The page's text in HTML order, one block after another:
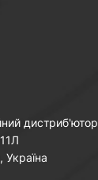
дистриб'ютор